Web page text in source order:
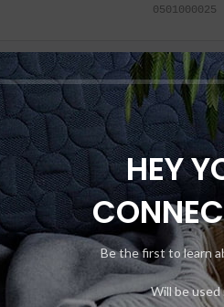
HEY
Be the first to learn
Will be
0501000025
0501000027
0501000029
0501000009
0501000003